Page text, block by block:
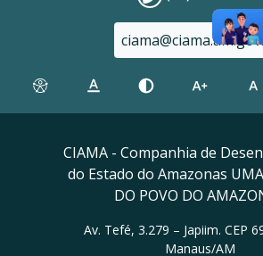
CIAMA - Companhia de
do Estado do Amazonas
DO POVO DO
Av. Tefé, 3.279 – Japiim. CEP
Manaus/AM